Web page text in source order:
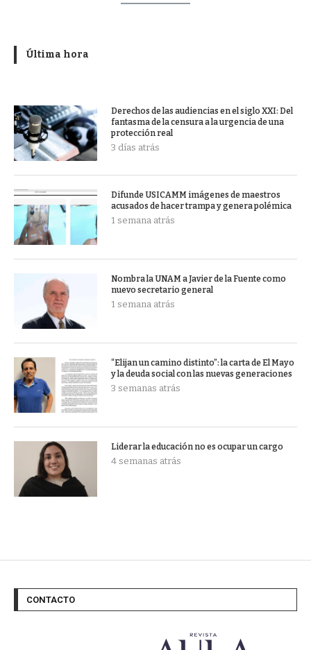
Última hora
Derechos de las audiencias en el siglo XXI: Del
fantasma de la censura a la urgencia de una
protección real
3 días atrás
Difunde USICAMM imágenes de maestros
acusados de hacer trampa y genera polémica
1 semana atrás
Nombra la UNAM a Javier de la Fuente como
nuevo secretario general
1 semana atrás
“Elijan un camino distinto”: la carta de El Mayo
y la deuda social con las nuevas generaciones
3 semanas atrás
Liderar la educación no es ocupar un cargo
4 semanas atrás
CONTACTO